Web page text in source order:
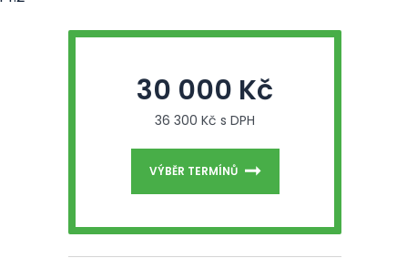
30 000 Kč
36 300 Kč s DPH
VÝBĚR TERMÍNŮ